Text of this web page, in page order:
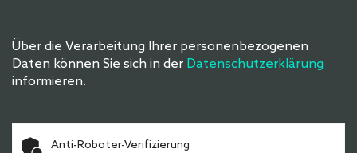
Über die Verarbeitung Ihrer personenbezogenen
Daten können Sie sich in der Datenschutzerklärung
informieren.
Anti-Roboter-Verifizierung